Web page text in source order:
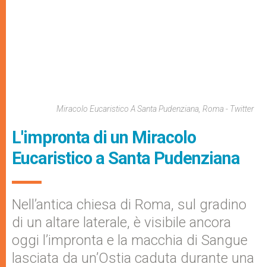
Miracolo Eucaristico A Santa Pudenziana, Roma - Twitter
L'impronta di un Miracolo
Eucaristico a Santa Pudenziana
Nell’antica chiesa di Roma, sul gradino
di un altare laterale, è visibile ancora
oggi l’impronta e la macchia di Sangue
lasciata da un’Ostia caduta durante una